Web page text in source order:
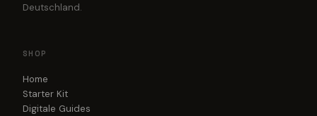
Deutschland.
SHOP
Home
Starter Kit
Digitale Guides